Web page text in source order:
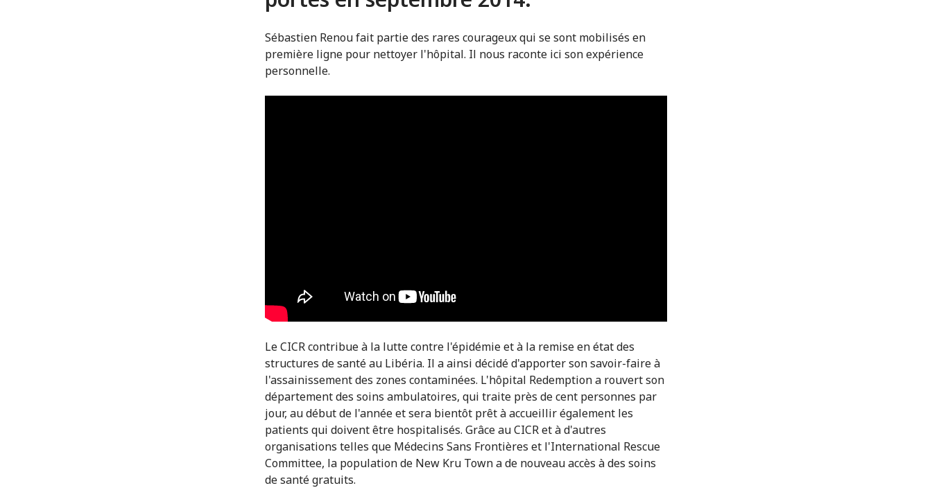
Sébastien Renou fait partie des rares courageux qui se sont mobilisés en
première ligne pour nettoyer l'hôpital. Il nous raconte ici son expérience
personnelle.
Le CICR contribue à la lutte contre l'épidémie et à la remise en état des
structures de santé au Libéria. Il a ainsi décidé d'apporter son savoir-faire à
l'assainissement des zones contaminées. L'hôpital Redemption a rouvert son
département des soins ambulatoires, qui traite près de cent personnes par
jour, au début de l'année et sera bientôt prêt à accueillir également les
patients qui doivent être hospitalisés. Grâce au CICR et à d'autres
organisations telles que Médecins Sans Frontières et l'International Rescue
Committee, la population de New Kru Town a de nouveau accès à des soins
de santé gratuits.